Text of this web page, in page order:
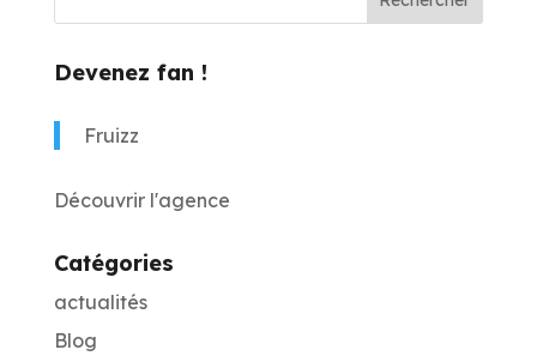
Devenez fan !
Fruizz
Découvrir l'agence
Catégories
actualités
Blog